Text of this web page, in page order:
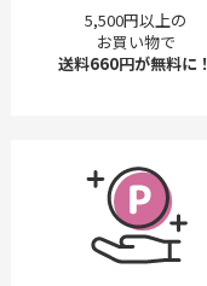
5,500円以上の
お買い物で
送料660円が無料に！